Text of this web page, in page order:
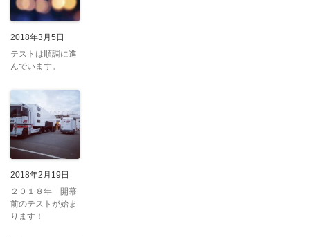
2018年3月5日
テストは順調に進
んでいます。
2018年2月19日
２０１８年 開幕
前のテストが始ま
ります！